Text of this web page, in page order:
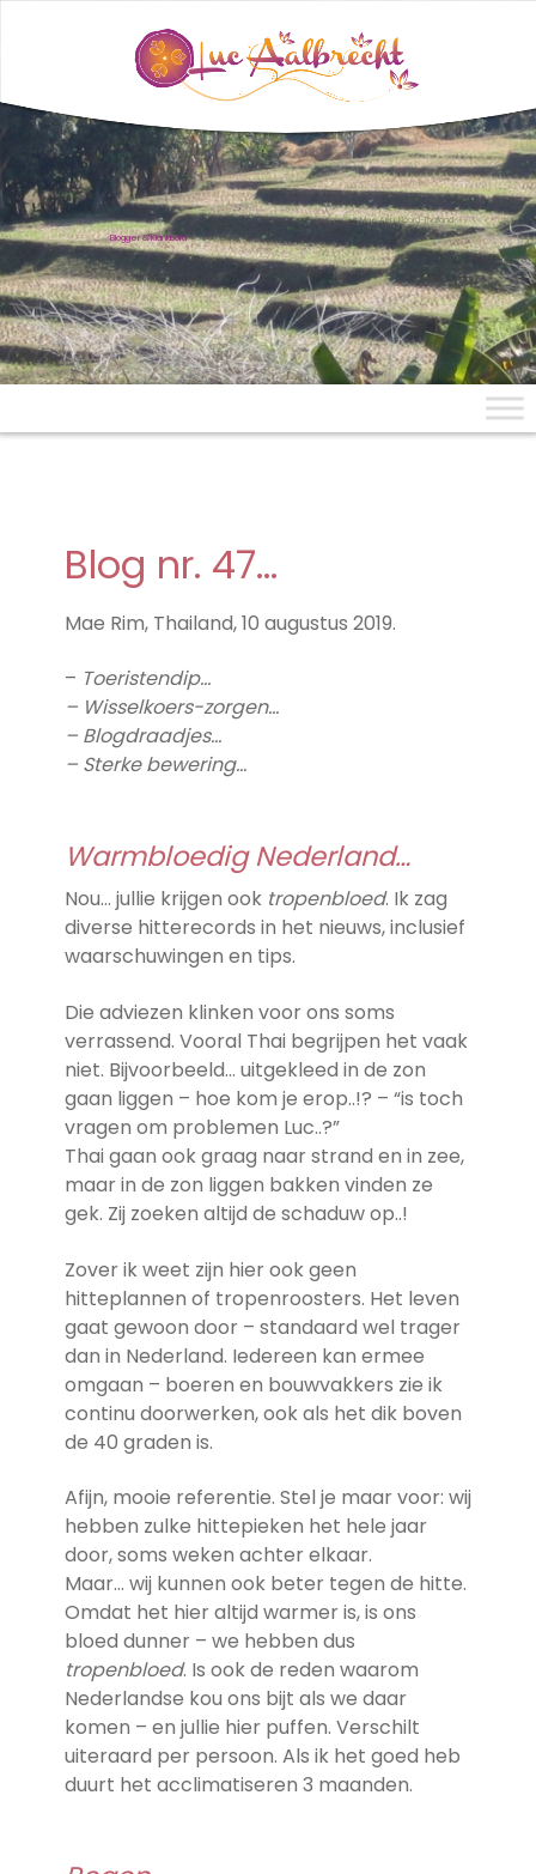
Blogger & Klankbord
uit Mae Aen, Noord-Thailand
Blog nr. 47…
Mae Rim, Thailand, 10 augustus 2019.
– Toeristendip…
– Wisselkoers-zorgen…
– Blogdraadjes…
– Sterke bewering…
Warmbloedig Nederland…
Nou… jullie krijgen ook tropenbloed. Ik zag
diverse hitterecords in het nieuws, inclusief
waarschuwingen en tips.
Die adviezen klinken voor ons soms
verrassend. Vooral Thai begrijpen het vaak
niet. Bijvoorbeeld… uitgekleed in de zon
gaan liggen – hoe kom je erop..!? – “is toch
vragen om problemen Luc..?”
Thai gaan ook graag naar strand en in zee,
maar in de zon liggen bakken vinden ze
gek. Zij zoeken altijd de schaduw op..!
Zover ik weet zijn hier ook geen
hitteplannen of tropenroosters. Het leven
gaat gewoon door – standaard wel trager
dan in Nederland. Iedereen kan ermee
omgaan – boeren en bouwvakkers zie ik
continu doorwerken, ook als het dik boven
de 40 graden is.
Afijn, mooie referentie. Stel je maar voor: wij
hebben zulke hittepieken het hele jaar
door, soms weken achter elkaar.
Maar… wij kunnen ook beter tegen de hitte.
Omdat het hier altijd warmer is, is ons
bloed dunner – we hebben dus
tropenbloed. Is ook de reden waarom
Nederlandse kou ons bijt als we daar
komen – en jullie hier puffen. Verschilt
uiteraard per persoon. Als ik het goed heb
duurt het acclimatiseren 3 maanden.